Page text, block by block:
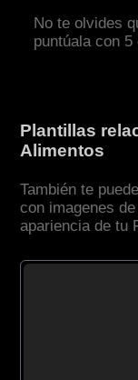
No te olvides
puntúala con
Plantillas
Alimentos
También te
con imagenes
apariencia de tu